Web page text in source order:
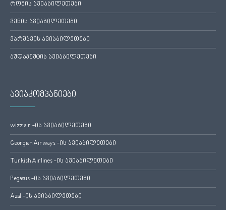
რომის ავიაბილეთები
ვენის ავიაბილეთები
ვარშავის ავიაბილეთები
ბუდაპეშტის ავიაბილეთები
ავიაკომპანიები
wizz air -ის ავიაბილეთები
Georgian Airways -ის ავიაბილეთები
Turkish Airlines -ის ავიაბილეთები
Pegasus -ის ავიაბილეთები
Azal -ის ავიაბილეთები